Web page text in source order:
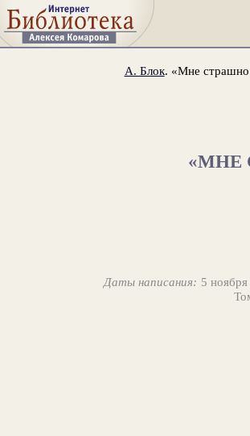
А. Блок. «Мне страшно
«МНЕ
Даты написания: 5